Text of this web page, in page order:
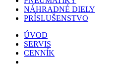
NÁHRADNÉ DIELY
PRÍSLUŠENSTVO
ÚVOD
SERVIS
CENNÍK